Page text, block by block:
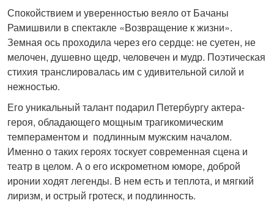
Спокойствием и уверенностью веяло от Бачаны
Рамишвили в спектакле «Возвращение к жизни».
Земная ось проходила через его сердце: не суетен, не
мелочен, душевно щедр, человечен и мудр. Поэтическая
стихия транслировалась им с удивительной силой и
нежностью.
Его уникальный талант подарил Петербургу актера-
героя, обладающего мощным трагикомическим
темпераментом и подлинным мужским началом.
Именно о таких героях тоскует современная сцена и
театр в целом. А о его искрометном юморе, доброй
иронии ходят легенды. В нем есть и теплота, и мягкий
лиризм, и острый гротеск, и подлинность.